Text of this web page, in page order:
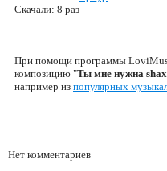
Скачали: 8 раз
При помощи программы
композицию "Ты мне нужна
например из популярных
Нет комментариев